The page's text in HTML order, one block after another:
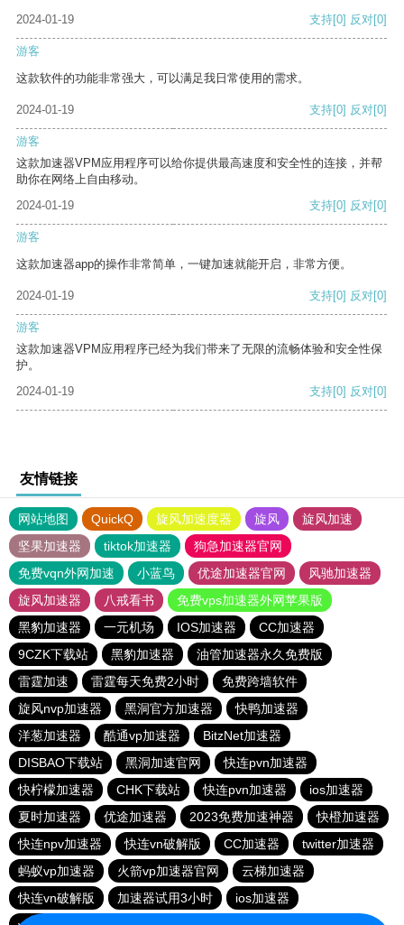
2024-01-19 支持[0] 反对[0]
游客
这款软件的功能非常强大，可以满足我日常使用的需求。
2024-01-19 支持[0] 反对[0]
游客
这款加速器VPM应用程序可以给你提供最高速度和安全性的连接，并帮
助你在网络上自由移动。
2024-01-19
支持[0] 反对[0]
游客
这款加速器app的操作非常简单，一键加速就能开启，非常方便。
2024-01-19 支持[0] 反对[0]
游客
这款加速器VPM应用程序已经为我们带来了无限的流畅体验和安全性保
护。
2024-01-19
支持[0] 反对[0]
友情链接
网站地图 QuickQ 旋风加速度器 旋风
旋风加速
坚果加速器
tiktok加速器
狗急加速器官网
免费vqn外网加速
小蓝鸟 优途加速器官网
风驰加速器
旋风加速器
八戒看书
免费vps加速器外网苹果版
黑豹加速器
一元机场 IOS加速器
CC加速器
9CZK下载站
黑豹加速器
油管加速器永久免费版
雷霆加速
雷霆每天免费2小时
免费跨墙软件
旋风nvp加速器
黑洞官方加速器
快鸭加速器
洋葱加速器
酷通vp加速器
BitzNet加速器
DISBAO下载站
黑洞加速官网
快连pvn加速器
快柠檬加速器
CHK下载站 快连pvn加速器
ios加速器
夏时加速器
优途加速器 2023免费加速神器
快橙加速器
快连npv加速器
快连vn破解版 CC加速器
twitter加速器
蚂蚁vp加速器
火箭vp加速器官网
云梯加速器
快连vn破解版
加速器试用3小时
ios加速器